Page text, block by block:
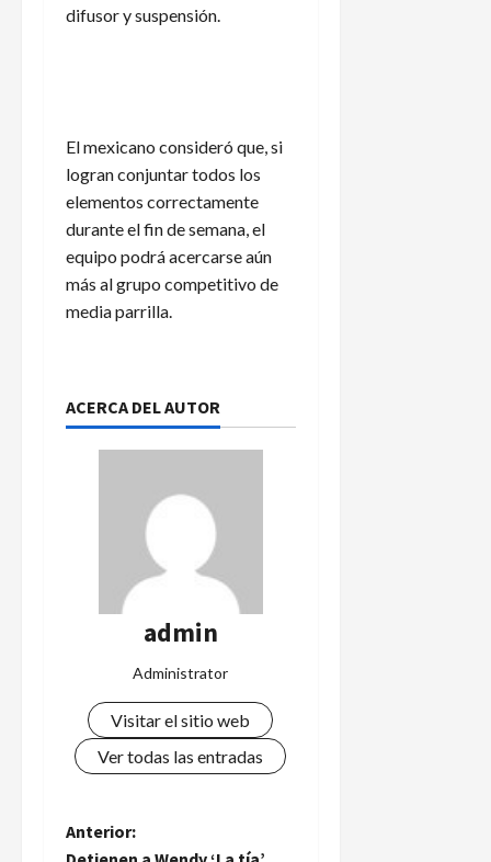
difusor y suspensión.
El mexicano consideró que, si
logran conjuntar todos los
elementos correctamente
durante el fin de semana, el
equipo podrá acercarse aún
más al grupo competitivo de
media parrilla.
ACERCA DEL AUTOR
admin
Administrator
Visitar el sitio web
Ver todas las entradas
N
Anterior: